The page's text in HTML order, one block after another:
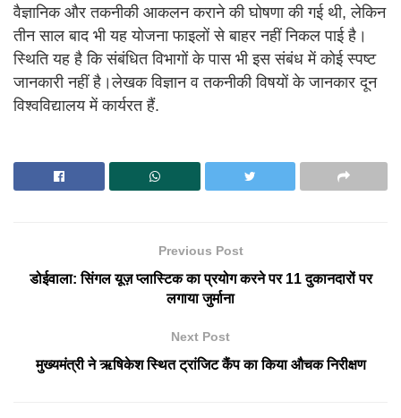
वैज्ञानिक और तकनीकी आकलन कराने की घोषणा की गई थी, लेकिन
तीन साल बाद भी यह योजना फाइलों से बाहर नहीं निकल पाई है।
स्थिति यह है कि संबंधित विभागों के पास भी इस संबंध में कोई स्पष्ट
जानकारी नहीं है।लेखक विज्ञान व तकनीकी विषयों के जानकार दून
विश्वविद्यालय में कार्यरत हैं.
Previous Post
डोईवाला: सिंगल यूज़ प्लास्टिक का प्रयोग करने पर 11 दुकानदारों पर
लगाया जुर्माना
Next Post
मुख्यमंत्री ने ऋषिकेश स्थित ट्रांजिट कैंप का किया औचक निरीक्षण